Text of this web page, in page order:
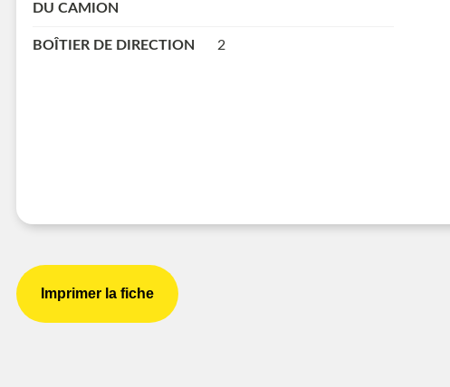
DU CAMION
BOÎTIER DE DIRECTION 2
Imprimer la fiche